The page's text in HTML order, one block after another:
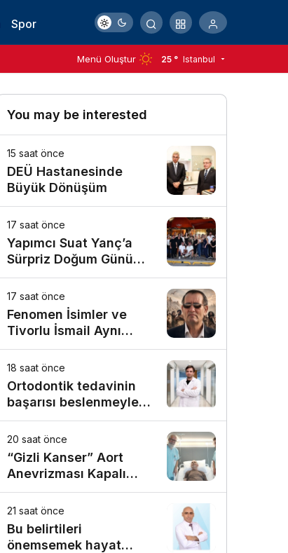
Spor
Menü Oluştur 25 ° Istanbul
You may be interested
15 saat önce
DEÜ Hastanesinde
Büyük Dönüşüm
17 saat önce
Yapımcı Suat Yanç’a
Sürpriz Doğum Günü
Kutlaması!
17 saat önce
Fenomen İsimler ve
Tivorlu İsmail Aynı
Filmde Buluştu!
!Kozalak Devri! 7
Ağustos’ta Vizyonda
18 saat önce
Ortodontik tedavinin
başarısı beslenmeyle
başlar!
20 saat önce
“Gizli Kanser” Aort
Anevrizması Kapalı
Yöntemle Tedavi Edildi
21 saat önce
Bu belirtileri
önemsemek hayat